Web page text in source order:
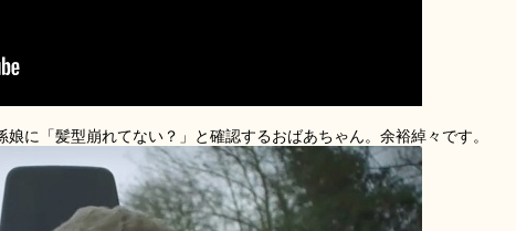
に「髪型崩れてない？」と確認するおばあちゃん。余裕綽々です。